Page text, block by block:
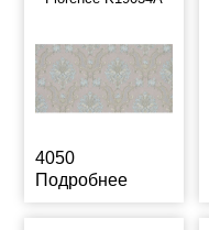
4050
Подробнее